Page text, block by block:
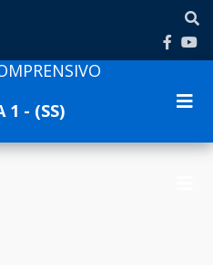
1 - (SS)